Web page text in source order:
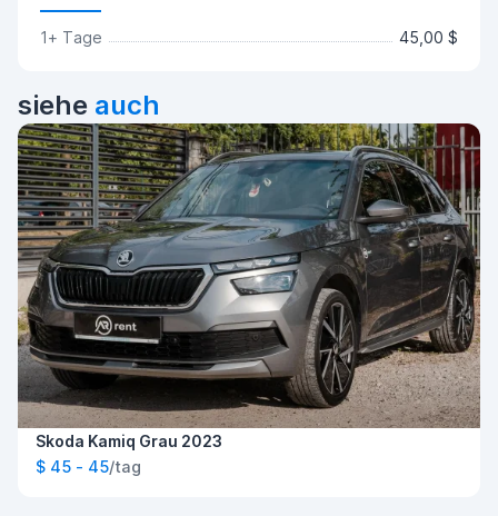
1+ Tage 45,00 $
siehe auch
Skoda Kamiq Grau 2023
$ 45 - 45/tag